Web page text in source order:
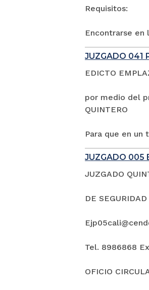
Requisitos:
Encontrarse en
JUZGADO 041
EDICTO
por medio del
QUINTERO
Para que en un
JUZGADO 005
JUZGADO
DE
Tel. 8986868
OFICIO